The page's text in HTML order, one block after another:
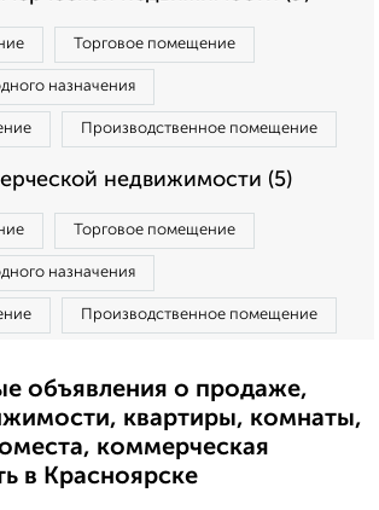
Торговое помещение
назначения
Производственное помещение
недвижимости (5)
Торговое помещение
назначения
Производственное помещение
объявления о продаже,
квартиры, комнаты,
коммерческая
в Красноярске